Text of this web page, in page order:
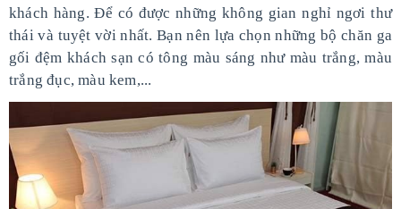
khách hàng. Để có được những không gian nghỉ ngơi thư
thái và tuyệt vời nhất. Bạn nên lựa chọn những bộ chăn ga
gối đệm khách sạn có tông màu sáng như màu trắng, màu
trắng đục, màu kem,...